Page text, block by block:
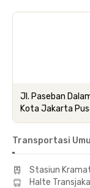
Jl. Paseban
Kota Jakarta
Transportasi
Stasiun
Halte